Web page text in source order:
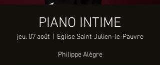
PIANO INTIME
jeu. 07 août
  |
Eglise Saint-Julien-le-Pauvre
Philippe Alègre